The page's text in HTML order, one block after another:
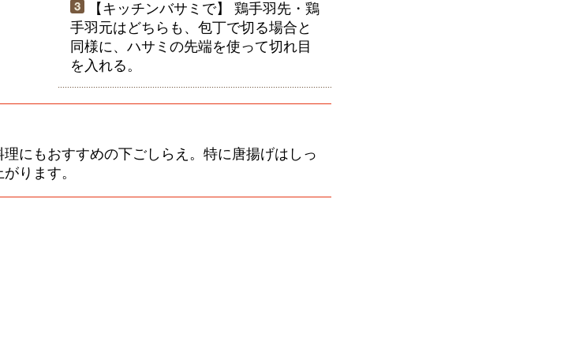
【キッチンバサミで】 鶏手羽先・鶏
手羽元はどちらも、包丁で切る場合と
同様に、ハサミの先端を使って切れ目
を入れる。
にもおすすめの下ごしらえ。特に唐揚げはしっ
ります。